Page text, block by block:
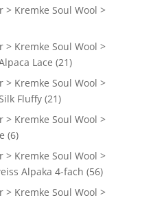
> Kremke Soul Wool >
> Kremke Soul Wool >
Lace (21)
> Kremke Soul Wool >
Fluffy (21)
> Kremke Soul Wool >
(6)
> Kremke Soul Wool >
Alpaka 4-fach (56)
> Kremke Soul Wool >